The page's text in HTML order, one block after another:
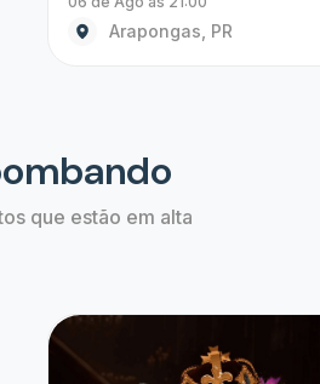
dos nossos grandes
mais nenhum evento.